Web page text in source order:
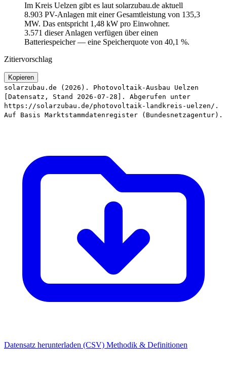
Im Kreis Uelzen gibt es laut solarzubau.de aktuell
8.903 PV-Anlagen mit einer Gesamtleistung von 135,3
MW. Das entspricht 1,48 kW pro Einwohner.
3.571 dieser Anlagen verfügen über einen
Batteriespeicher — eine Speicherquote von 40,1 %.
Zitiervorschlag
Kopieren
solarzubau.de (2026). Photovoltaik-Ausbau Uelzen
[Datensatz, Stand 2026-07-28]. Abgerufen unter
https://solarzubau.de/photovoltaik-landkreis-uelzen/.
Auf Basis Marktstammdatenregister (Bundesnetzagentur).
Datensatz herunterladen (CSV) Methodik & Definitionen